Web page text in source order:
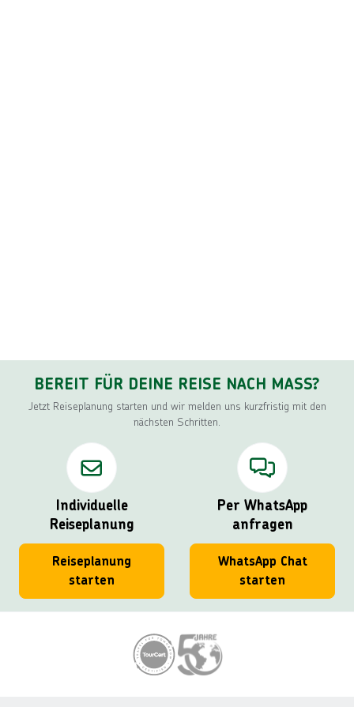
BEREIT FÜR DEINE REISE NACH MASS?
Jetzt Reiseplanung starten und wir melden uns kurzfristig mit den
nächsten Schritten.
Individuelle
Reiseplanung
Reiseplanung
starten
Per WhatsApp
anfragen
WhatsApp Chat
starten